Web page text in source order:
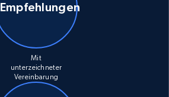
Empfehlungen
Mit
unterzeichneter
Vereinbarung